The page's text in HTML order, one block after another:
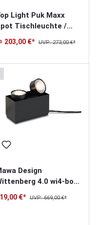
von 5 Sternen
Light Puk Maxx
Tischleuchte /
203,00 €* UVP: 273,00 €*
Design
4.0 wi4-bod-
hb Parkett
Standstrahler
€* UVP: 669,00 €*